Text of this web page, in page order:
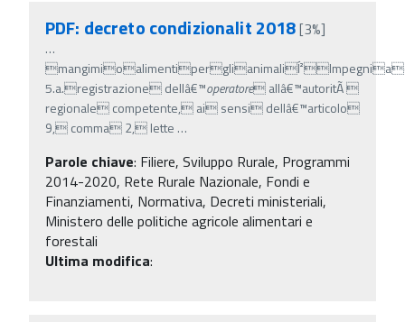
PDF: decreto condizionalit 2018[3%]
…
5.a.registrazione dellâ€™operatore allâ€™autoritÃ 
regionale competente, ai sensi dellâ€™articolo
9, comma 2, lette …
Parole chiave: Filiere, Sviluppo Rurale, Programmi
2014-2020, Rete Rurale Nazionale, Fondi e
Finanziamenti, Normativa, Decreti ministeriali,
Ministero delle politiche agricole alimentari e
forestali
Ultima modifica: